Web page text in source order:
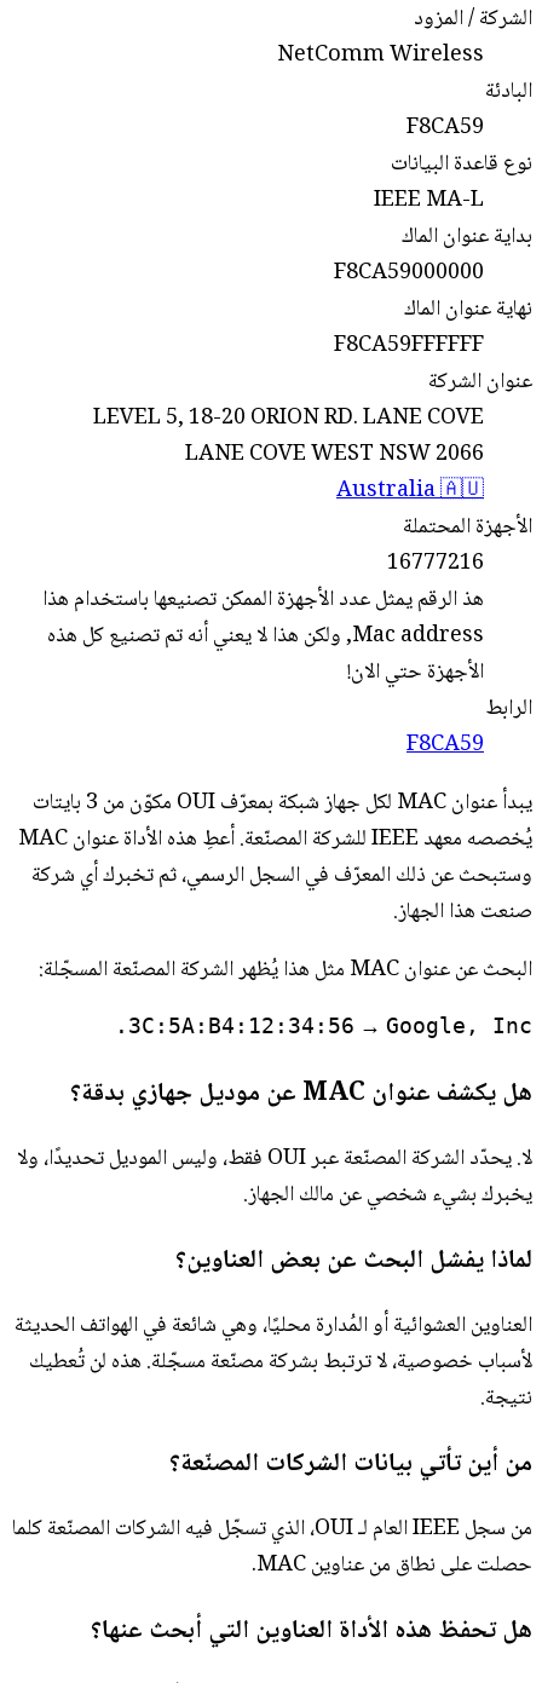
الشركة / المزود
NetComm Wireless
البادئة
F8CA59
نوع قاعدة البيانات
IEEE MA-L
بداية عنوان الماك
F8CA59000000
نهاية عنوان الماك
F8CA59FFFFFF
عنوان الشركة
LEVEL 5, 18-20 ORION RD. LANE COVE
LANE COVE WEST NSW 2066
Australia 🇦🇺
الأجهزة المحتملة
16777216
هذ الرقم يمثل عدد الأجهزة الممكن تصنيعها باستخدام هذا
Mac address, ولكن هذا لا يعني أنه تم تصنيع كل هذه
الأجهزة حتي الان!
الرابط
F8CA59
يبدأ عنوان MAC لكل جهاز شبكة بمعرّف OUI مكوّن من 3 بايتات
يُخصصه معهد IEEE للشركة المصنّعة. أعطِ هذه الأداة عنوان MAC
وستبحث عن ذلك المعرّف في السجل الرسمي، ثم تخبرك أي شركة
صنعت هذا الجهاز.
البحث عن عنوان MAC مثل هذا يُظهر الشركة المصنّعة المسجّلة:
3C:5A:B4:12:34:56 → Google, Inc.
هل يكشف عنوان MAC عن موديل جهازي بدقة؟
لا. يحدّد الشركة المصنّعة عبر OUI فقط، وليس الموديل تحديدًا، ولا
يخبرك بشيء شخصي عن مالك الجهاز.
لماذا يفشل البحث عن بعض العناوين؟
العناوين العشوائية أو المُدارة محليًا، وهي شائعة في الهواتف الحديثة
لأسباب خصوصية، لا ترتبط بشركة مصنّعة مسجّلة. هذه لن تُعطيك
نتيجة.
من أين تأتي بيانات الشركات المصنّعة؟
من سجل IEEE العام لـ OUI، الذي تسجّل فيه الشركات المصنّعة كلما
حصلت على نطاق من عناوين MAC.
هل تحفظ هذه الأداة العناوين التي أبحث عنها؟